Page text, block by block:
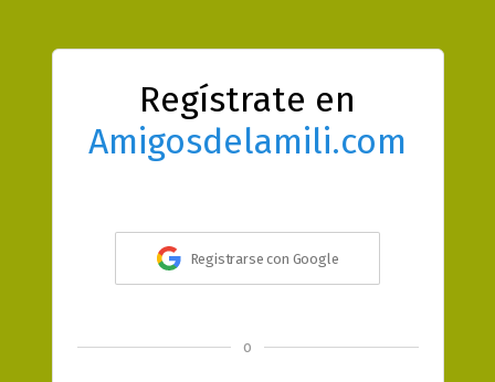
Regístrate en
Amigosdelamili.com
Registrarse con Google
o